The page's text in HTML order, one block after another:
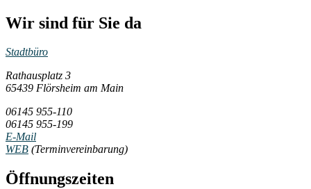
Wir sind für Sie da
Stadtbüro
Rathausplatz 3
65439 Flörsheim am Main
06145 955-110
06145 955-199
E-Mail
WEB (Terminvereinbarung)
Öffnungszeiten